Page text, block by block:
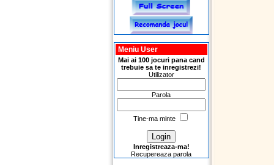
Meniu User
Mai ai 100 jocuri pana cand
trebuie sa te inregistrezi!
Utilizator
Parola
Tine-ma minte
Inregistreaza-ma!
Recupereaza parola